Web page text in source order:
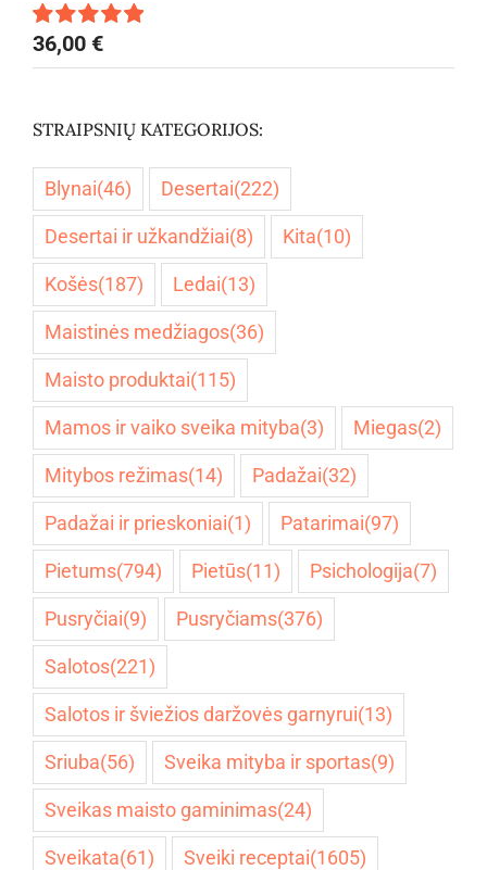
Įvertinimas:
5.00iš 5
36,00 €
STRAIPSNIŲ KATEGORIJOS:
Blynai(46) Desertai(222)
Desertai ir užkandžiai(8) Kita(10)
Košės(187) Ledai(13)
Maistinės medžiagos(36)
Maisto produktai(115)
Mamos ir vaiko sveika mityba(3) Miegas(2)
Mitybos režimas(14) Padažai(32)
Padažai ir prieskoniai(1) Patarimai(97)
Pietums(794) Pietūs(11) Psichologija(7)
Pusryčiai(9) Pusryčiams(376)
Salotos(221)
Salotos ir šviežios daržovės garnyrui(13)
Sriuba(56) Sveika mityba ir sportas(9)
Sveikas maisto gaminimas(24)
Sveikata(61) Sveiki receptai(1605)